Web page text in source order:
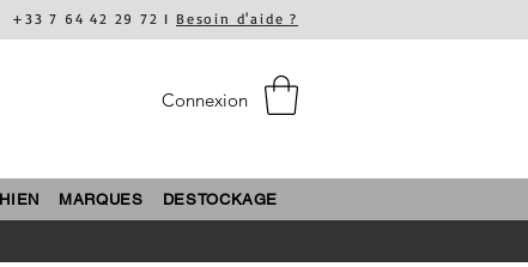
+33 7 64 42 29 72 I Besoin d'aide ?
Connexion
MARQUES DESTOCKAGE